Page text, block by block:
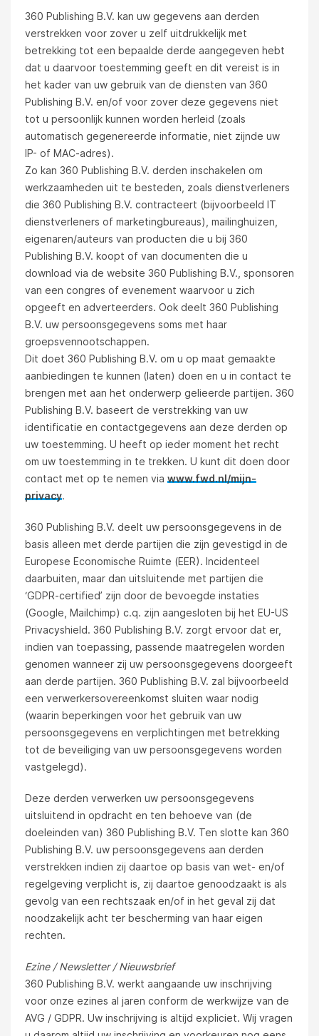
360 Publishing B.V. kan uw gegevens aan derden
verstrekken voor zover u zelf uitdrukkelijk met
betrekking tot een bepaalde derde aangegeven hebt
dat u daarvoor toestemming geeft en dit vereist is in
het kader van uw gebruik van de diensten van 360
Publishing B.V. en/of voor zover deze gegevens niet
tot u persoonlijk kunnen worden herleid (zoals
automatisch gegenereerde informatie, niet zijnde uw
IP- of MAC-adres).
Zo kan 360 Publishing B.V. derden inschakelen om
werkzaamheden uit te besteden, zoals dienstverleners
die 360 Publishing B.V. contracteert (bijvoorbeeld IT
dienstverleners of marketingbureaus), mailinghuizen,
eigenaren/auteurs van producten die u bij 360
Publishing B.V. koopt of van documenten die u
download via de website 360 Publishing B.V., sponsoren
van een congres of evenement waarvoor u zich
opgeeft en adverteerders. Ook deelt 360 Publishing
B.V. uw persoonsgegevens soms met haar
groepsvennootschappen.
Dit doet 360 Publishing B.V. om u op maat gemaakte
aanbiedingen te kunnen (laten) doen en u in contact te
brengen met aan het onderwerp gelieerde partijen. 360
Publishing B.V. baseert de verstrekking van uw
identificatie en contactgegevens aan deze derden op
uw toestemming. U heeft op ieder moment het recht
om uw toestemming in te trekken. U kunt dit doen door
contact met op te nemen via www.fwd.nl/mijn-
privacy.
360 Publishing B.V. deelt uw persoonsgegevens in de
basis alleen met derde partijen die zijn gevestigd in de
Europese Economische Ruimte (EER). Incidenteel
daarbuiten, maar dan uitsluitende met partijen die
‘GDPR-certified’ zijn door de bevoegde instaties
(Google, Mailchimp) c.q. zijn aangesloten bij het EU-US
Privacyshield. 360 Publishing B.V. zorgt ervoor dat er,
indien van toepassing, passende maatregelen worden
genomen wanneer zij uw persoonsgegevens doorgeeft
aan derde partijen. 360 Publishing B.V. zal bijvoorbeeld
een verwerkersovereenkomst sluiten waar nodig
(waarin beperkingen voor het gebruik van uw
persoonsgegevens en verplichtingen met betrekking
tot de beveiliging van uw persoonsgegevens worden
vastgelegd).
Deze derden verwerken uw persoonsgegevens
uitsluitend in opdracht en ten behoeve van (de
doeleinden van) 360 Publishing B.V. Ten slotte kan 360
Publishing B.V. uw persoonsgegevens aan derden
verstrekken indien zij daartoe op basis van wet- en/of
regelgeving verplicht is, zij daartoe genoodzaakt is als
gevolg van een rechtszaak en/of in het geval zij dat
noodzakelijk acht ter bescherming van haar eigen
rechten.
Ezine / Newsletter / Nieuwsbrief
360 Publishing B.V. werkt aangaande uw inschrijving
voor onze ezines al jaren conform de werkwijze van de
AVG / GDPR. Uw inschrijving is altijd expliciet. Wij vragen